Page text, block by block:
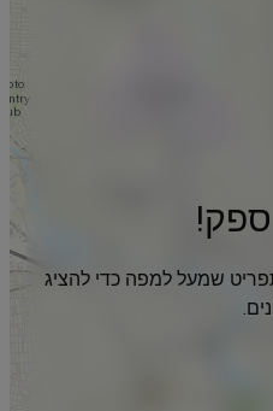
שמעל למפה כדי להציג